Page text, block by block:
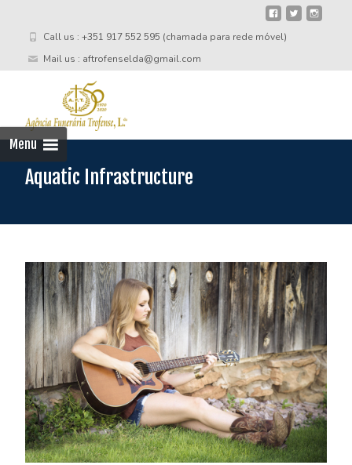
Call us : +351 917 552 595 (chamada para rede móvel)
Mail us : aftrofenselda@gmail.com
Menu
Aquatic Infrastructure